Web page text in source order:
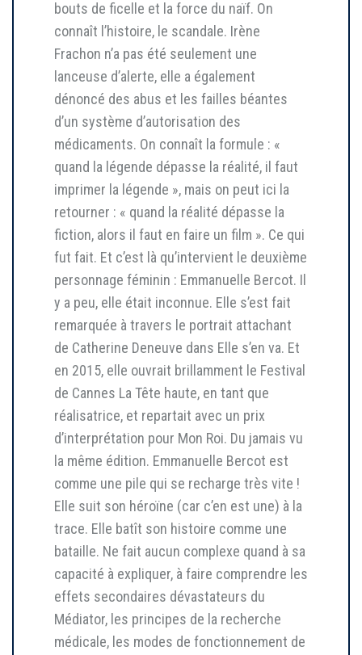
bouts de ficelle et la force du naïf. On
connaît l’histoire, le scandale. Irène
Frachon n’a pas été seulement une
lanceuse d’alerte, elle a également
dénoncé des abus et les failles béantes
d’un système d’autorisation des
médicaments. On connaît la formule : «
quand la légende dépasse la réalité, il faut
imprimer la légende », mais on peut ici la
retourner : « quand la réalité dépasse la
fiction, alors il faut en faire un film ». Ce qui
fut fait. Et c’est là qu’intervient le deuxième
personnage féminin : Emmanuelle Bercot. Il
y a peu, elle était inconnue. Elle s’est fait
remarquée à travers le portrait attachant
de Catherine Deneuve dans Elle s’en va. Et
en 2015, elle ouvrait brillamment le Festival
de Cannes La Tête haute, en tant que
réalisatrice, et repartait avec un prix
d’interprétation pour Mon Roi. Du jamais vu
la même édition. Emmanuelle Bercot est
comme une pile qui se recharge très vite !
Elle suit son héroïne (car c’en est une) à la
trace. Elle batît son histoire comme une
bataille. Ne fait aucun complexe quand à sa
capacité à expliquer, à faire comprendre les
effets secondaires dévastateurs du
Médiator, les principes de la recherche
médicale, les modes de fonctionnement de